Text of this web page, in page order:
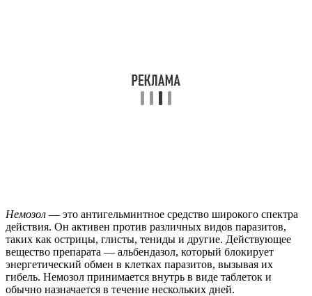
Немозол — это антигельминтное средство широкого спектра
действия. Он активен против различных видов паразитов,
таких как острицы, глисты, тениды и другие. Действующее
вещество препарата — альбендазол, который блокирует
энергетический обмен в клетках паразитов, вызывая их
гибель. Немозол принимается внутрь в виде таблеток и
обычно назначается в течение нескольких дней.